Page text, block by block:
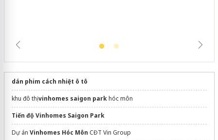
dán phim cách nhiệt ô tô
khu đô thịvinhomes saigon parkhóc môn
Tiến độ Vinhomes Saigon Park
Dự án Vinhomes Hóc Môn CĐT Vin Group